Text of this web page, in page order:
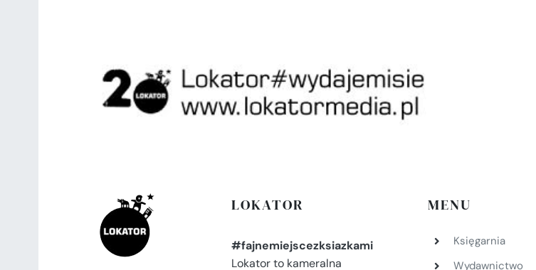
LOKATOR
#fajnemiejscezksiazkami
Lokator to kameralna
MENU
Księgarnia
Wydawnictwo